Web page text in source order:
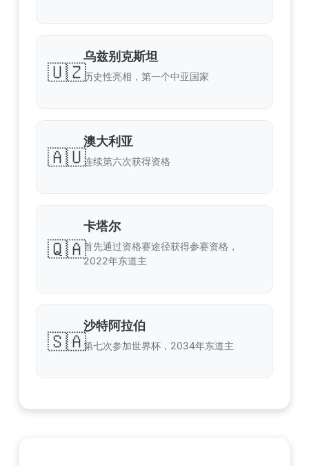
🇺🇿
乌兹别克斯坦
历史性亮相，第一个中亚国家
🇦🇺
澳大利亚
连续第六次获得资格
🇶🇦
卡塔尔
首先通过资格赛途径获得参赛资格，
2022年东道主
🇸🇦
沙特阿拉伯
第七次参加世界杯，2034年东道主